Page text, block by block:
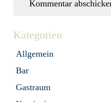
Kommentar
Kategorien
Allgemein
Bar
Gastraum